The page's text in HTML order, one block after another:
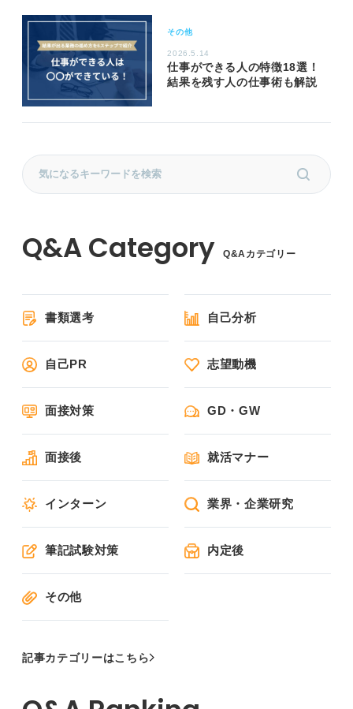
その他
2026.5.14
仕事ができる人の特徴18選！
結果を残す人の仕事術も解説
Q&Aカテゴリー
書類選考 自己分析
自己PR 志望動機
面接対策 GD・GW
面接後 就活マナー
インターン 業界・企業研究
筆記試験対策 内定後
その他
記事カテゴリーはこちら